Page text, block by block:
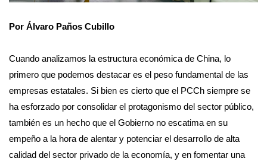
Por Álvaro Paños Cubillo
Cuando analizamos la estructura económica de China, lo
primero que podemos destacar es el peso fundamental de las
empresas estatales. Si bien es cierto que el PCCh siempre se
ha esforzado por consolidar el protagonismo del sector público,
también es un hecho que el Gobierno no escatima en su
empeño a la hora de alentar y potenciar el desarrollo de alta
calidad del sector privado de la economía, y en fomentar una